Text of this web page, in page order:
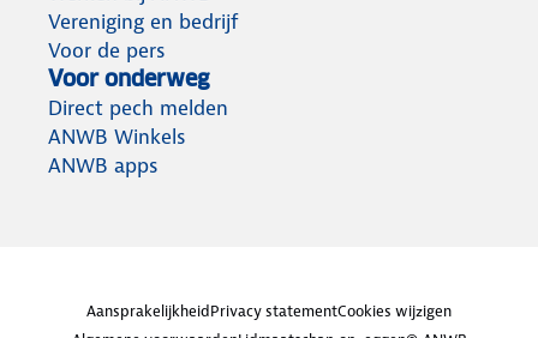
Vereniging en bedrijf
Voor de pers
Voor onderweg
Direct pech melden
ANWB Winkels
ANWB apps
AansprakelijkheidPrivacy statementCookies wijzigen